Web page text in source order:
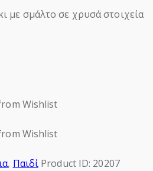
με σμάλτο σε χρυσά στοιχεία
Wishlist
Wishlist
, Παιδί Product ID: 20207